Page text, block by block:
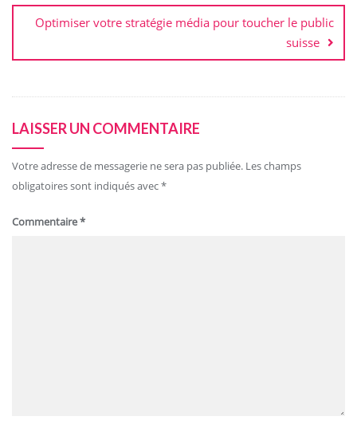
Optimiser votre stratégie média pour toucher le public
suisse
LAISSER UN COMMENTAIRE
Votre adresse de messagerie ne sera pas publiée. Les champs
obligatoires sont indiqués avec*
Commentaire*